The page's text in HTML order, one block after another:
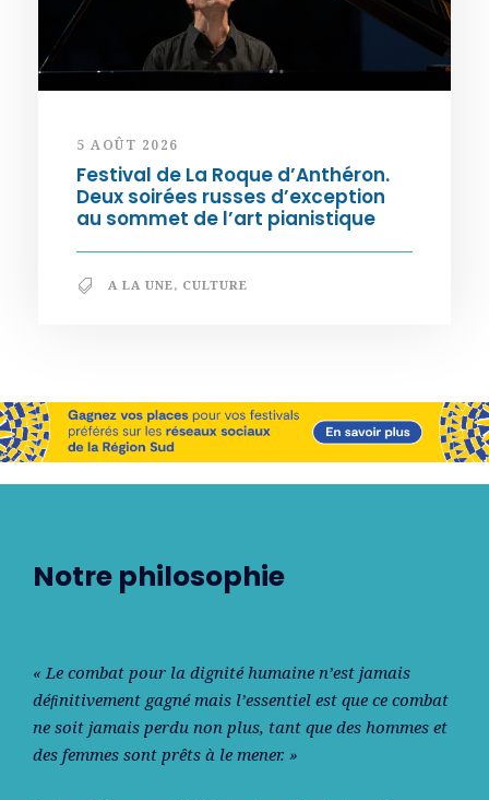
5 AOÛT 2026
Festival de La Roque d’Anthéron.
Deux soirées russes d’exception
au sommet de l’art pianistique
A LA UNE, CULTURE
Notre philosophie
« Le combat pour la dignité humaine n’est jamais
déﬁnitivement gagné mais l’essentiel est que ce combat
ne soit jamais perdu non plus, tant que des hommes et
des femmes sont prêts à le mener. »